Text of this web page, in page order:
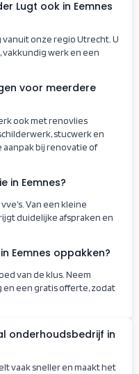
Lugt ook in Eemnes
vanuit onze regio Utrecht. U
vakkundig werk en een
voor meerdere
ook met renovlies
stucwerk en
bij renovatie of
in Eemnes?
Van een kleine
duidelijke afspraken en
Eemnes oppakken?
van de klus. Neem
een gratis offerte, zodat
onderhoudsbedrijf in
vaak sneller en maakt het